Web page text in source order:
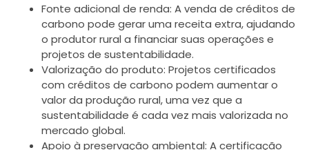
Fonte adicional de renda: A venda de créditos de
carbono pode gerar uma receita extra, ajudando
o produtor rural a financiar suas operações e
projetos de sustentabilidade.
Valorização do produto: Projetos certificados
com créditos de carbono podem aumentar o
valor da produção rural, uma vez que a
sustentabilidade é cada vez mais valorizada no
mercado global.
Apoio à preservação ambiental: A certificação